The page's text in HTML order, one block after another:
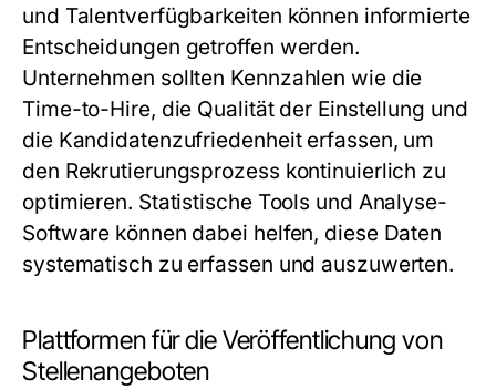
und Talentverfügbarkeiten können informierte
Entscheidungen getroffen werden.
Unternehmen sollten Kennzahlen wie die
Time-to-Hire, die Qualität der Einstellung und
die Kandidatenzufriedenheit erfassen, um
den Rekrutierungsprozess kontinuierlich zu
optimieren. Statistische Tools und Analyse-
Software können dabei helfen, diese Daten
systematisch zu erfassen und auszuwerten.
Plattformen für die Veröffentlichung von
Stellenangeboten